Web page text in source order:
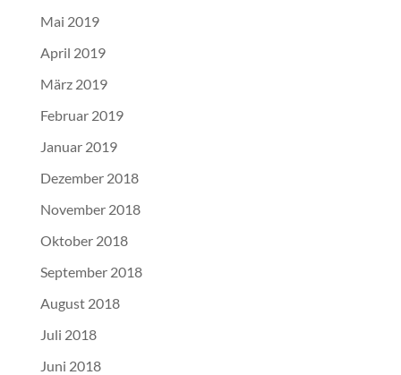
Mai 2019
April 2019
März 2019
Februar 2019
Januar 2019
Dezember 2018
November 2018
Oktober 2018
September 2018
August 2018
Juli 2018
Juni 2018